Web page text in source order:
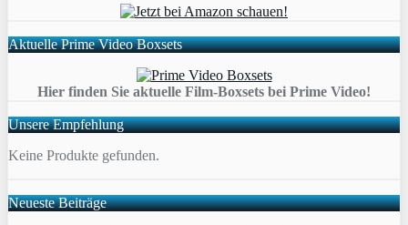
Aktuelle Prime Video Boxsets
Hier finden Sie aktuelle Film-Boxsets bei Prime Video!
Unsere Empfehlung
Keine Produkte gefunden.
Neueste Beiträge